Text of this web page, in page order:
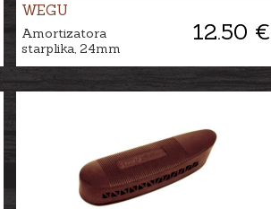
WEGU
12.50 €
Amortizatora
starplika, 24mm